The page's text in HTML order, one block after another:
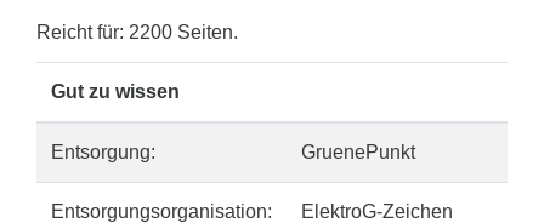
Reicht für: 2200 Seiten.
Gut zu wissen
Entsorgung: GruenePunkt
Entsorgungsorganisation: ElektroG-Zeichen